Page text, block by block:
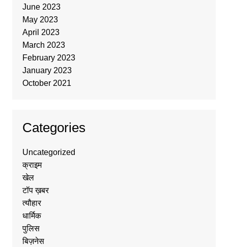
June 2023
May 2023
April 2023
March 2023
February 2023
January 2023
October 2021
Categories
Uncategorized
क्राइम
खेल
टॉप ख़बर
त्यौहार
धार्मिक
पुलिस
बिज़नेस